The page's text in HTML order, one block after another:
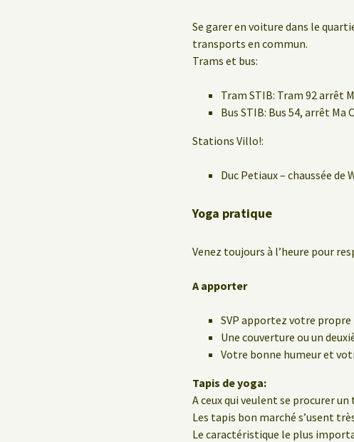
Se garer en voiture dans le
transports en commun.
Trams et bus:
Tram STIB: Tram 92 arrêt
Bus STIB: Bus 54, arrêt Ma
Stations Villo!:
Duc Petiaux – chaussée
Yoga pratique
Venez toujours à l’heure pour
A apporter
SVP apportez votre propre
Une couverture ou un
Votre bonne humeur et
Tapis de yoga:
A ceux qui veulent se procurer
Les tapis bon marché s’usent
Le caractéristique le plus